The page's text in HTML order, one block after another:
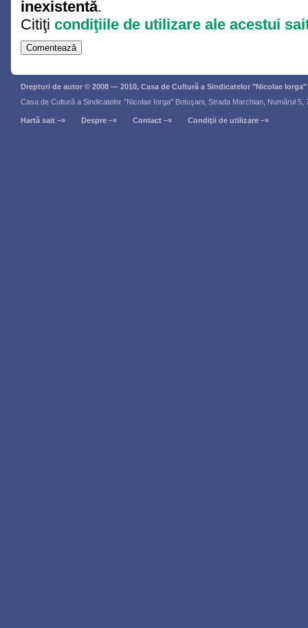
inexistentă.
Citiţi condiţiile de utilizare ale acestui
Drepturi de autor © 2008 — 2010, Casa de Cultură a Sindicatelor "Nicolae
Casa de Cultură a Sindicatelor "Nicolae Iorga" Botoşani, Strada Marchian, Numărul 5,
Hartă sait –» Despre –» Contact –» Condiţii de utilizare –»